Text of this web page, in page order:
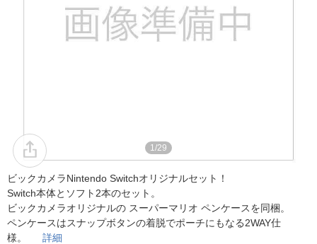
1/29
ビックカメラNintendo Switchオリジナルセット！
Switch本体とソフト2本のセット。
ビックカメラオリジナルの スーパーマリオ ペンケースを同梱。
ペンケースはスナップボタンの着脱でポーチにもなる2WAY仕
様。 詳細